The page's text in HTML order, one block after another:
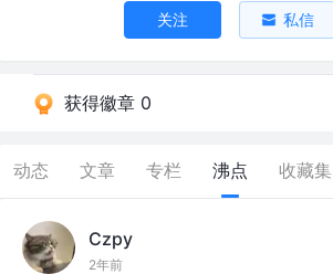
关注 私信
获得徽章 0
动态 文章 专栏 沸点 收藏集
Czpy
2年前